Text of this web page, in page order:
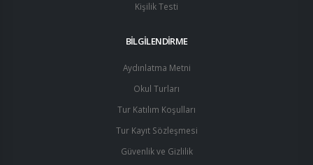
Kişilik Testi
BİLGİLENDİRME
Aydınlatma Metni
Okul Turları
Tur Katılım Koşulları
Tur Kayıt Sözleşmesi
Güvenlik ve Gizlilik